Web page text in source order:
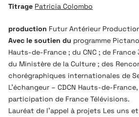
Titrage Patricia Colombo
production Futur Antérieur
Avec le soutien du programme
Hauts-de-France ; du CNC ; de
du Ministère de la Culture ; des
chorégraphiques internationales de
L’échangeur – CDCN Hauts-de-
participation de France Télévisions.
Lauréat de l’appel à projets Les uns